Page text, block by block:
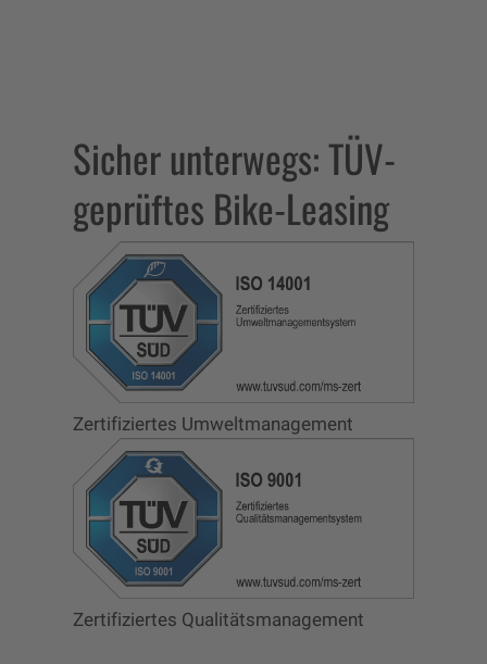
Sicher unterwegs: TÜV-
geprüftes Bike-Leasing
Zertifiziertes Umweltmanagement
Zertifiziertes Qualitätsmanagement